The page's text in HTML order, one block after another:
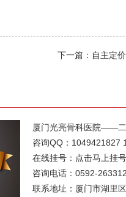
下一篇：自主定
厦门光亮骨科医院——
咨询QQ： 1049421827
在线挂号： 点击马上挂号
咨询电话：0592-
联系地址：厦门市湖里